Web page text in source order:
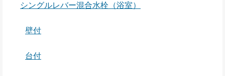
シングルレバー混合水栓（浴室）
壁付
台付